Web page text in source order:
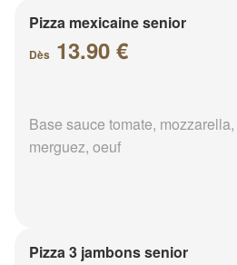
Pizza mexicaine senior
Dès 13.90 €
Base sauce tomate,
merguez, oeuf
Pizza 3 jambons senior